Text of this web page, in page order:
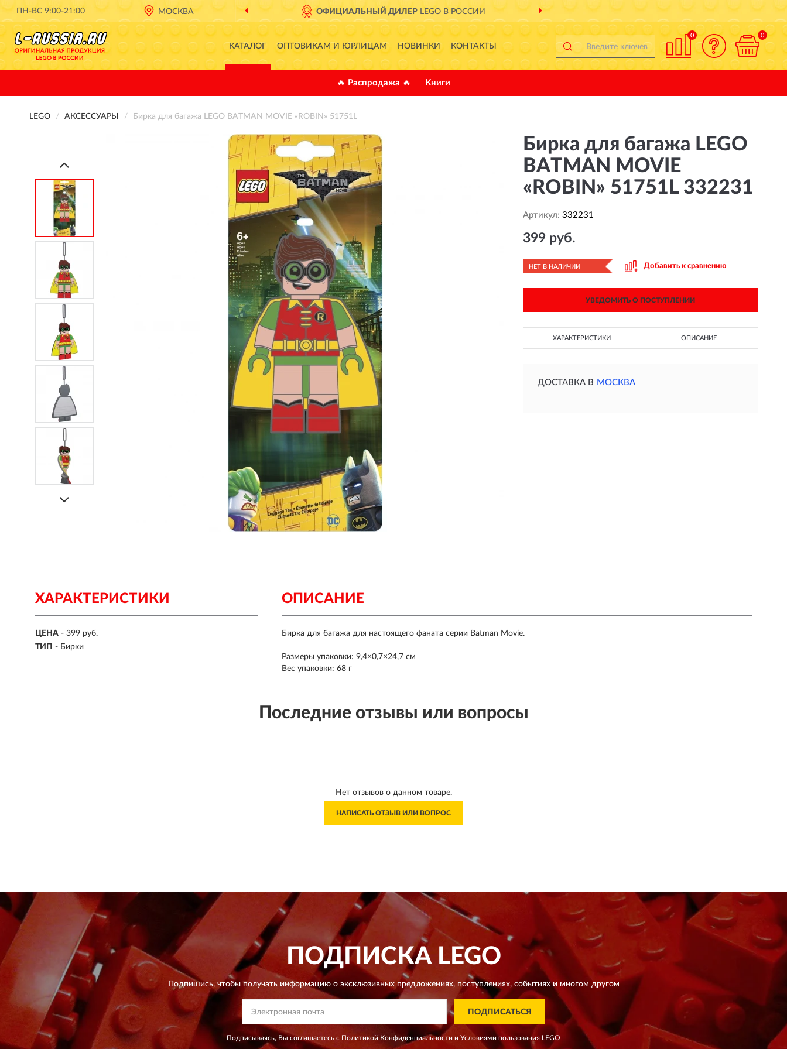
ПН-ВС 9:00-21:00 МОСКВА ОФИЦИАЛЬНЫЙ ДИЛЕР LEGO В РОССИИ ДОСТАВИМПО ВСЕЙ РОССИИ
КАТАЛОГ ОПТОВИКАМ И ЮРЛИЦАМ НОВИНКИ КОНТАКТЫ
0 0
🔥 Распродажа 🔥 Книги
LEGO АКСЕССУАРЫ Бирка для багажа LEGO BATMAN MOVIE «ROBIN» 51751L
Бирка для багажа LEGO
BATMAN MOVIE
«ROBIN» 51751L 332231
Артикул: 332231
399 руб.
НЕТ В НАЛИЧИИ Добавить к сравнению
УВЕДОМИТЬ О ПОСТУПЛЕНИИ
ХАРАКТЕРИСТИКИ ОПИСАНИЕ
ДОСТАВКА В МОСКВА
ХАРАКТЕРИСТИКИ
ЦЕНА - 399 руб.
ТИП - Бирки
ОПИСАНИЕ
Бирка для багажа для настоящего фаната серии Batman Movie.
Размеры упаковки: 9,4×0,7×24,7 см
Вес упаковки: 68 г
Последние отзывы или вопросы
Нет отзывов о данном товаре.
НАПИСАТЬ ОТЗЫВ ИЛИ ВОПРОС
ПОДПИСКАLEGO
Подпишись, чтобы получать информацию о эксклюзивных предложениях,поступлениях, событиях и многом другом
ПОДПИСАТЬСЯ
Подписываясь, Вы соглашаетесь с Политикой Конфиденциальности и Условиями пользования LEGO